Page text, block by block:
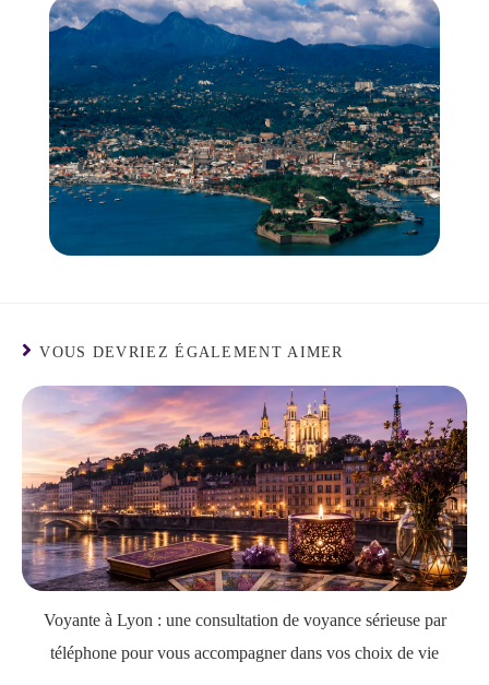
VOUS DEVRIEZ ÉGALEMENT AIMER
Voyante à Lyon : une consultation de voyance sérieuse par
téléphone pour vous accompagner dans vos choix de vie